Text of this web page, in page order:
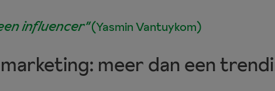
influencer"(Yasmin Vantuykom)
meer dan een